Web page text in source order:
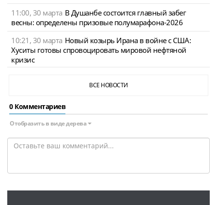
11:00, 30 марта В Душанбе состоится главный забег
весны: определены призовые полумарафона-2026
10:21, 30 марта Новый козырь Ирана в войне с США:
Хуситы готовы спровоцировать мировой нефтяной
кризис
ВСЕ НОВОСТИ
0 Комментариев
Отобразить в виде дерева